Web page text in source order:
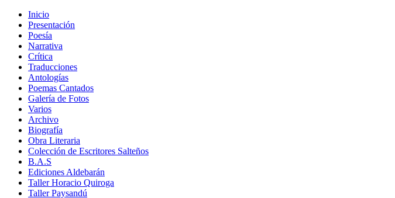
Inicio
Presentación
Poesía
Narrativa
Crítica
Traducciones
Antologías
Poemas Cantados
Galería de Fotos
Varios
Archivo
Biografía
Obra Literaria
Colección de Escritores Salteños
B.A.S
Ediciones Aldebarán
Taller Horacio Quiroga
Taller Paysandú